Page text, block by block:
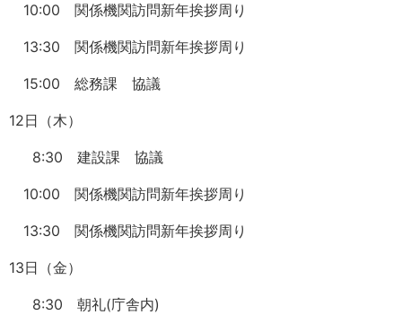
10:00 関係機関訪問新年挨拶周り
13:30 関係機関訪問新年挨拶周り
15:00 総務課 協議
12日（木）
8:30 建設課 協議
10:00 関係機関訪問新年挨拶周り
13:30 関係機関訪問新年挨拶周り
13日（金）
8:30 朝礼(庁舎内)